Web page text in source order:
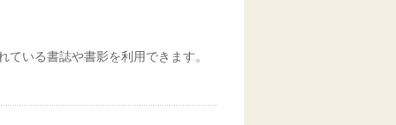
いる書誌や書影を利用できます。